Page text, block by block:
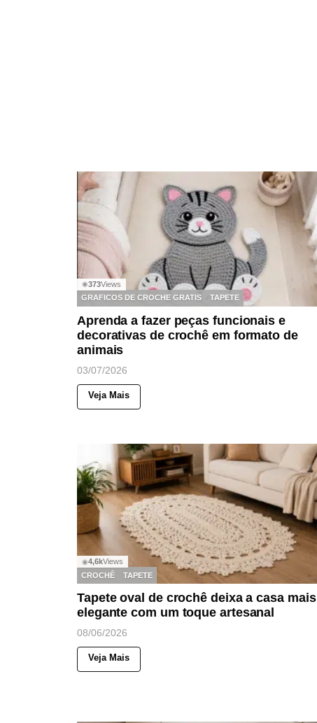
◉373Views
GRAFICOS DE CROCHE GRATIS
TAPETE
Aprenda a fazer peças funcionais e
decorativas de crochê em formato de
animais
03/07/2026
Veja Mais
◉4,6kViews
CROCHÊ
TAPETE
Tapete oval de crochê deixa a casa mais
elegante com um toque artesanal
08/06/2026
Veja Mais